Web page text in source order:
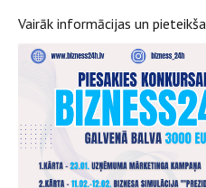
Vairāk informācijas un